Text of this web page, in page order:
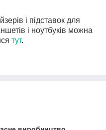
і підставок для
і ноутбуків можна
тут.